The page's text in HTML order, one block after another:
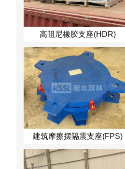
高阻尼橡胶支座(HDR)
建筑摩擦摆隔震支座(FPS)